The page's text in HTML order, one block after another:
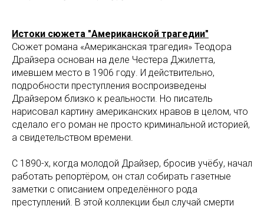
Истоки сюжета "Американской трагедии"
Сюжет романа «Американская трагедия» Теодора
Драйзера основан на деле Честера Джилетта,
имевшем место в 1906 году. И действительно,
подробности преступления воспроизведены
Драйзером близко к реальности. Но писатель
нарисовал картину американских нравов в целом, что
сделало его роман не просто криминальной историей,
а свидетельством времени.
С 1890-х, когда молодой Драйзер, бросив учёбу, начал
работать репортёром, он стал собирать газетные
заметки с описанием определённого рода
преступлений. В этой коллекции был случай смерти